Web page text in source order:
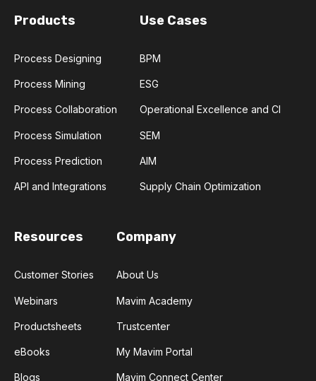
Products
Process Designing
Process Mining
Process Collaboration
Process Simulation
Process Prediction
API and Integrations
Use Cases
BPM
ESG
Operational Excellence and CI
SEM
AIM
Supply Chain Optimization
Resources
Customer Stories
Webinars
Productsheets
eBooks
Blogs
Company
About Us
Mavim Academy
Trustcenter
My Mavim Portal
Mavim Connect Center